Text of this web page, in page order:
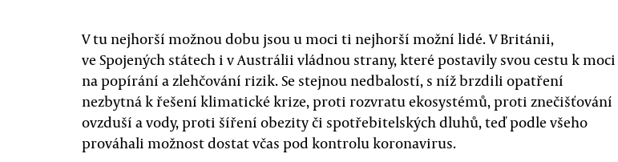
V tu nejhorší možnou dobu jsou u moci ti nejhorší možní lidé. V Británii,
ve Spojených státech i v Austrálii vládnou strany, které postavily svou cestu k moci
na popírání a zlehčování rizik. Se stejnou nedbalostí, s níž brzdili opatření
nezbytná k řešení klimatické krize, proti rozvratu ekosystémů, proti znečišťování
ovzduší a vody, proti šíření obezity či spotřebitelských dluhů, teď podle všeho
prováhali možnost dostat včas pod kontrolu koronavirus.